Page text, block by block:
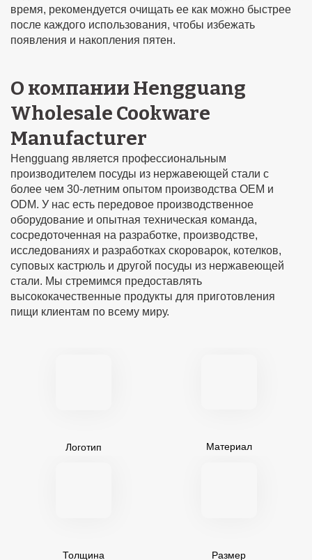
время, рекомендуется очищать ее как можно быстрее
после каждого использования, чтобы избежать
появления и накопления пятен.
О компании Hengguang
Wholesale Cookware
Manufacturer
Hengguang является профессиональным
производителем посуды из нержавеющей стали с
более чем 30-летним опытом производства OEM и
ODM. У нас есть передовое производственное
оборудование и опытная техническая команда,
сосредоточенная на разработке, производстве,
исследованиях и разработках скороварок, котелков,
суповых кастрюль и другой посуды из нержавеющей
стали. Мы стремимся предоставлять
высококачественные продукты для приготовления
пищи клиентам по всему миру.
Логотип Материал
Толщина Размер